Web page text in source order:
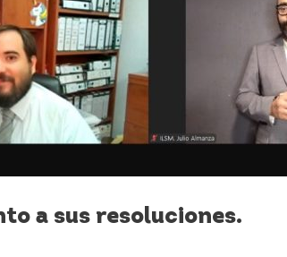
a sus resoluciones.